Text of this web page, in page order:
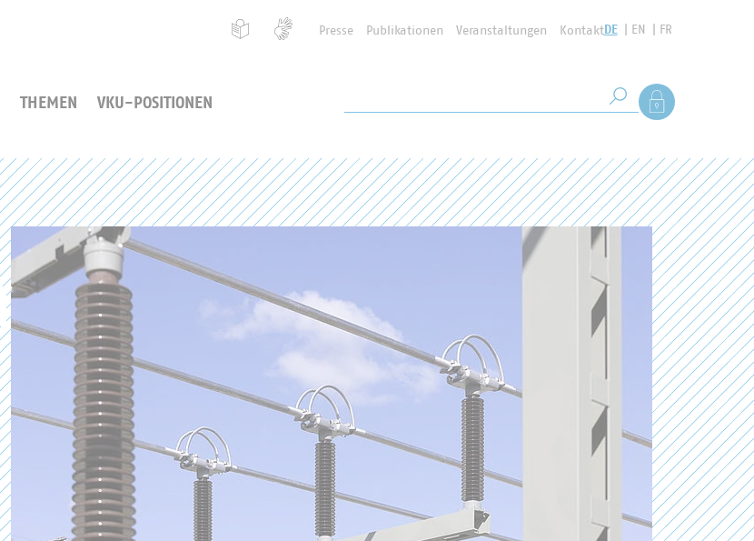
Presse Publikationen Veranstaltungen KontaktDE EN FR
THEMEN VKU-POSITIONEN Suche starten
Als Mitglied